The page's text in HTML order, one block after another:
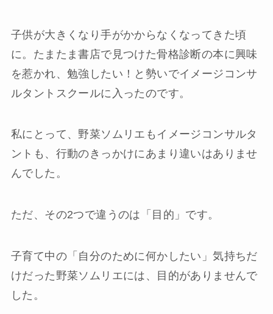
子供が大きくなり手がかからなくなってきた頃
に。たまたま書店で見つけた骨格診断の本に興味
を惹かれ、勉強したい！と勢いでイメージコンサ
ルタントスクールに入ったのです。
私にとって、野菜ソムリエもイメージコンサルタ
ントも、行動のきっかけにあまり違いはありませ
んでした。
ただ、その2つで違うのは「目的」です。
子育て中の「自分のために何かしたい」気持ちだ
けだった野菜ソムリエには、目的がありませんで
した。